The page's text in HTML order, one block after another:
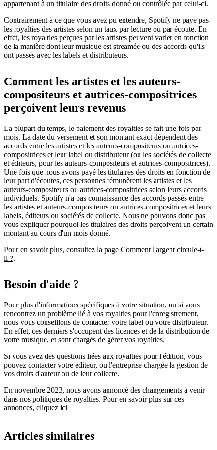
appartenant à un titulaire des droits donné ou contrôlée par celui-ci.
Contrairement à ce que vous avez pu entendre, Spotify ne paye pas
les royalties des artistes selon un taux par lecture ou par écoute. En
effet, les royalties perçues par les artistes peuvent varier en fonction
de la manière dont leur musique est streamée ou des accords qu'ils
ont passés avec les labels et distributeurs.
Comment les artistes et les auteurs-
compositeurs et autrices-compositrices
perçoivent leurs revenus
La plupart du temps, le paiement des royalties se fait une fois par
mois. La date du versement et son montant exact dépendent des
accords entre les artistes et les auteurs-compositeurs ou autrices-
compositrices et leur label ou distributeur (ou les sociétés de collecte
et éditeurs, pour les auteurs-compositeurs et autrices-compositrices).
Une fois que nous avons payé les titulaires des droits en fonction de
leur part d'écoutes, ces personnes rémunèrent les artistes et les
auteurs-compositeurs ou autrices-compositrices selon leurs accords
individuels. Spotify n'a pas connaissance des accords passés entre
les artistes et auteurs-compositeurs ou autrices-compositrices et leurs
labels, éditeurs ou sociétés de collecte. Nous ne pouvons donc pas
vous expliquer pourquoi les titulaires des droits perçoivent un certain
montant au cours d'un mois donné.
Pour en savoir plus, consultez la page Comment l'argent circule-t-
il ?.
Besoin d'aide ?
Pour plus d'informations spécifiques à votre situation, ou si vous
rencontrez un problème lié à vos royalties pour l'enregistrement,
nous vous conseillons de contacter votre label ou votre distributeur.
En effet, ces derniers s'occupent des licences et de la distribution de
votre musique, et sont chargés de gérer vos royalties.
Si vous avez des questions liées aux royalties pour l'édition, vous
pouvez contacter votre éditeur, ou l'entreprise chargée la gestion de
vos droits d'auteur ou de leur collecte.
En novembre 2023, nous avons annoncé des changements à venir
dans nos politiques de royalties. Pour en savoir plus sur ces
annonces, cliquez ici
Articles similaires